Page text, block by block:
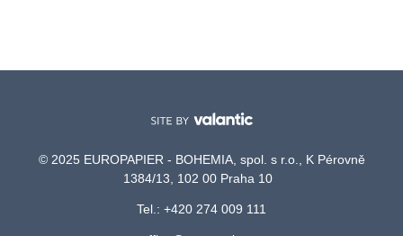
© 2025 EUROPAPIER - BOHEMIA, spol. s r.o., K Pérovně
1384/13, 102 00 Praha 10
Tel.: +420 274 009 111